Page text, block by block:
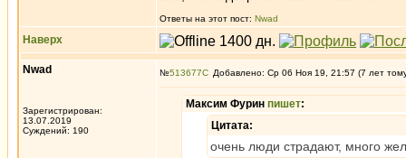
Ответы на этот пост: Nwad
Наверх
Nwad
Зарегистрирован:
13.07.2019
Суждений: 190
№513677 Добавлено: Ср 06 Ноя 19, 21:57 (7 лет
Максим Фурин пишет:
Цитата:
очень люди страдают, много